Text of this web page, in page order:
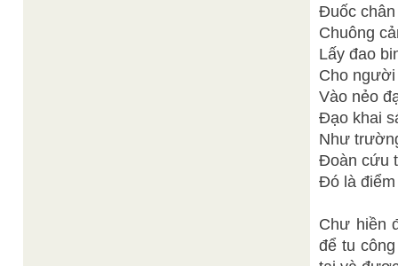
Đuốc chân
Chuông
Lấy đao
Cho
Vào nẻo
Đạo khai
Như
Đoàn cứu
Đó là
Chư hiền
để tu